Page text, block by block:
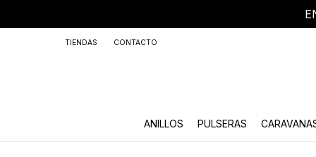
ANILLOS PULSERAS
TIENDAS CONTACTO